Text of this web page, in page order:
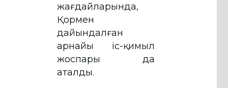
жағдайларында,
Қормен
дайындалған
арнайы іс-қимыл
жоспары да
аталды.